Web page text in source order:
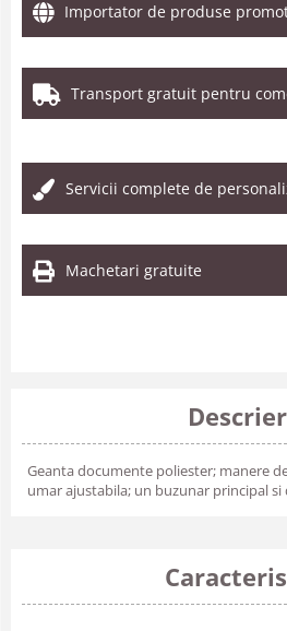
Importator de produse
Transport gratuit pentru
Servicii complete de
Machetari gratuite
Geanta documente poliester; manere
umar ajustabila; un buzunar principal